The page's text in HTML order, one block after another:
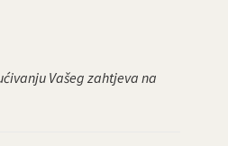
Vašeg zahtjeva na